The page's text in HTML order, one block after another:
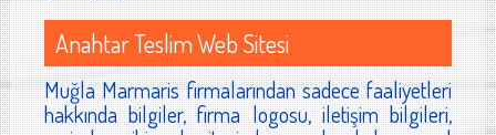
Anahtar Teslim Web Sitesi
Muğla Marmaris firmalarından sadece faaliyetleri
hakkında bilgiler, firma logosu, iletişim bilgileri,